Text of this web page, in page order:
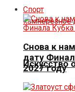
Искусство
Спорт
Снова к
дату
2027 году